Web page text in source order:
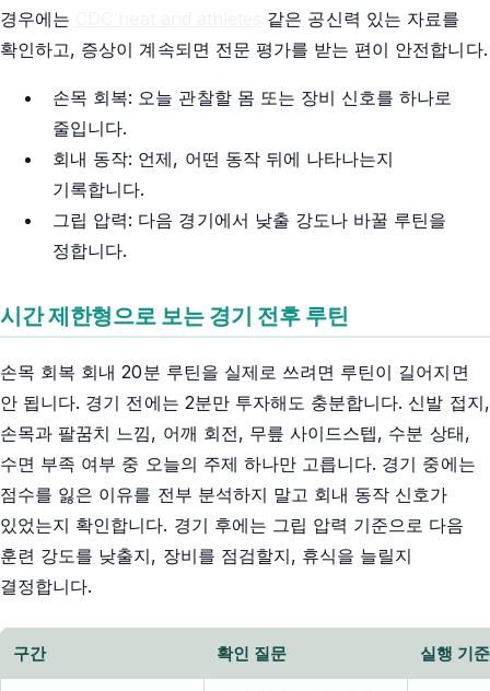
경우에는
같은 공신력 있는 자료를
확인하고, 증상이 계속되면 전문 평가를 받는 편이 안전합니다.
손목 회복: 오늘 관찰할 몸 또는 장비 신호를 하나로
줄입니다.
회내 동작: 언제, 어떤 동작 뒤에 나타나는지
기록합니다.
그립 압력: 다음 경기에서 낮출 강도나 바꿀 루틴을
정합니다.
시간 제한형으로 보는 경기 전후 루틴
손목 회복 회내 20분 루틴을 실제로 쓰려면 루틴이 길어지면
안 됩니다. 경기 전에는 2분만 투자해도 충분합니다. 신발 접지,
손목과 팔꿈치 느낌, 어깨 회전, 무릎 사이드스텝, 수분 상태,
수면 부족 여부 중 오늘의 주제 하나만 고릅니다. 경기 중에는
점수를 잃은 이유를 전부 분석하지 말고 회내 동작 신호가
있었는지 확인합니다. 경기 후에는 그립 압력 기준으로 다음
훈련 강도를 낮출지, 장비를 점검할지, 휴식을 늘릴지
결정합니다.
구간 확인 질문 실행 기준